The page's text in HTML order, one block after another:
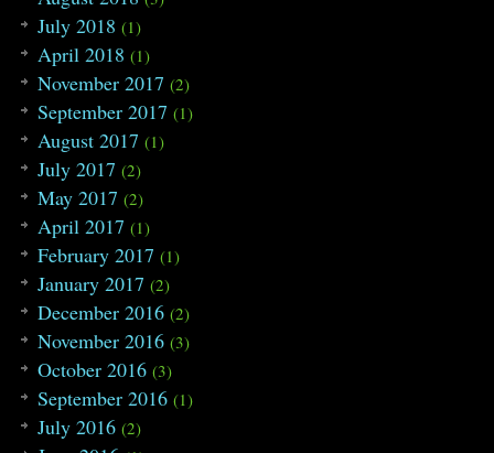
July 2018 (1)
April 2018 (1)
November 2017 (2)
September 2017 (1)
August 2017 (1)
July 2017 (2)
May 2017 (2)
April 2017 (1)
February 2017 (1)
January 2017 (2)
December 2016 (2)
November 2016 (3)
October 2016 (3)
September 2016 (1)
July 2016 (2)